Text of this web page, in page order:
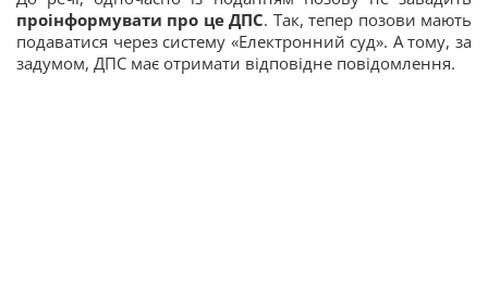
проінформувати про це ДПС. Так, тепер позови мають
подаватися через систему «Електронний суд». А тому, за
задумом, ДПС має отримати відповідне повідомлення.